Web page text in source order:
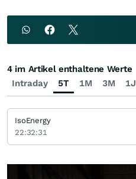
Intraday 5T 1M 3M 1J
4 im Artikel enthaltene Werte
IsoEnergy
22:32:31